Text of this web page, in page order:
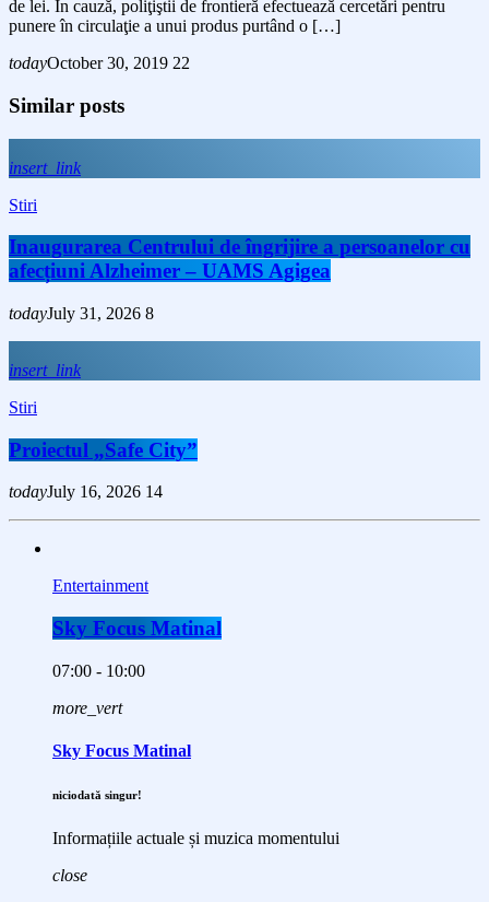
de lei. În cauză, poliţiştii de frontieră efectuează cercetări pentru
punere în circulaţie a unui produs purtând o […]
todayOctober 30, 2019 22
Similar posts
insert_link
Stiri
Inaugurarea Centrului de îngrijire a persoanelor cu
afecțiuni Alzheimer – UAMS Agigea
todayJuly 31, 2026 8
insert_link
Stiri
Proiectul „Safe City”
todayJuly 16, 2026 14
Entertainment
Sky Focus Matinal
07:00 - 10:00
more_vert
Sky Focus Matinal
niciodată singur!
Informațiile actuale și muzica momentului
close